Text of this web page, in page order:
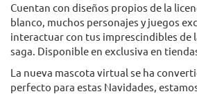
Cuentan con diseños propios de la
blanco, muchos personajes y juegos
interactuar con tus imprescindibles de
saga. Disponible en exclusiva en
La nueva mascota virtual se ha
perfecto para estas Navidades,